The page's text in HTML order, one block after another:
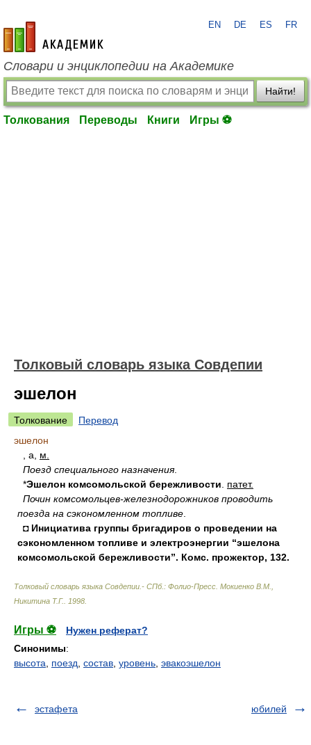
academic.ru
EN DE ES FR
Словари и энциклопедии на Академике
Найти!
Толкования Переводы Книги Игры ⚽
Толковый словарь языка Совдепии
эшелон
Толкование
Перевод
эшелон
, а, м.
Поезд специального назначения.
*Эшелон комсомольской бережливости
патет.
Почин комсомольцев-железнодорожников проводить
поезда на сэкономленном топливе
◘ Инициатива группы бригадиров о проведении на
сэкономленном топливе и электроэнергии “эшелона
комсомольской бережливости”. Комc. прожектор, 132.
Толковый словарь языка Совдепии.- СПб.: Фолио-Пресс Мокиенко В.М.,
Никитина Т.Г.
1998
Игры ⚽
Нужен реферат?
Синонимы:
высота
поезд состав уровень эвакоэшелон
эстафета юбилей